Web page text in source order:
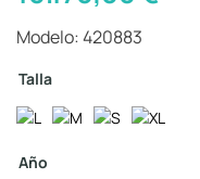
Modelo: 420883
Talla
Año